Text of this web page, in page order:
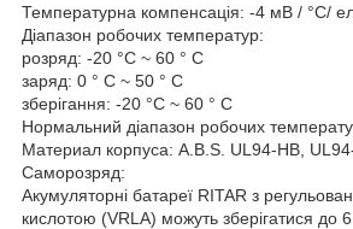
Температурна компенсація: -4 мВ / °C/
Діапазон робочих температур:
розряд: -20 °C ~ 60 ° C
заряд: 0 ° C ~ 50 ° C
зберігання: -20 °C ~ 60 ° C
Нормальний діапазон робочих
Материал корпуса: A.В.S. UL94-HB,
Саморозряд:
Акумуляторні батареї RITAR з
кислотою (VRLA) можуть зберігатися до 6